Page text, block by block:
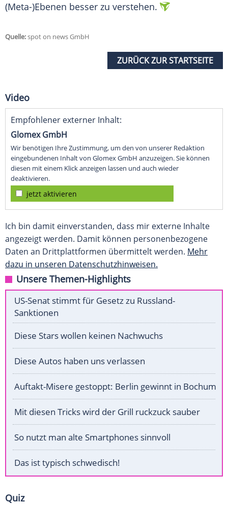
(Meta-)Ebenen besser zu verstehen.
Quelle:spot on news GmbH
ZURÜCK ZUR STARTSEITE
Video
Empfohlener externer Inhalt:
Glomex GmbH
Wir benötigen Ihre Zustimmung, um den von unserer Redaktion
eingebundenen Inhalt von Glomex GmbH anzuzeigen. Sie können
diesen mit einem Klick anzeigen lassen und auch wieder
deaktivieren.
jetzt aktivieren
Ich bin damit einverstanden, dass mir externe Inhalte
angezeigt werden. Damit können personenbezogene
Daten an Drittplattformen übermittelt werden. Mehr
dazu in unseren Datenschutzhinweisen.
Unsere Themen-Highlights
US-Senat stimmt für Gesetz zu Russland-
Sanktionen
Diese Stars wollen keinen Nachwuchs
Diese Autos haben uns verlassen
Auftakt-Misere gestoppt: Berlin gewinnt in Bochum
Mit diesen Tricks wird der Grill ruckzuck sauber
So nutzt man alte Smartphones sinnvoll
Das ist typisch schwedisch!
Quiz